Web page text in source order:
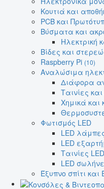
Κουτιά και
PCB και
Βύσματα και
Ηλεκτρική
Βίδες και
Raspberry Pi (10)
Αναλώσιμα
Διάφορα
Ταινίες
Χημικά και
Φωτισμός LED
LED
LED
Ταινίες
LED
Έξυπνο σπίτι και